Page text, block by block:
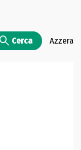
Cerca Azzera